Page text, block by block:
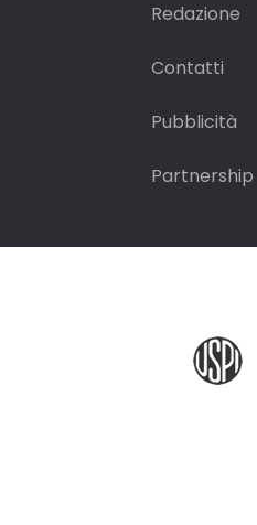
Redazione
Contatti
Pubblicità
Partnership